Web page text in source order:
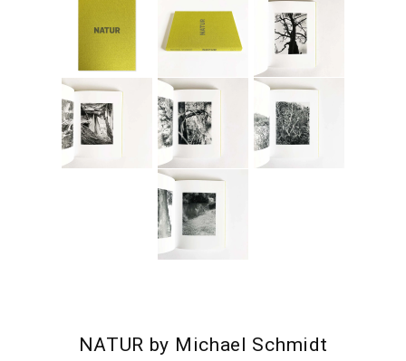
NATUR by Michael Schmidt